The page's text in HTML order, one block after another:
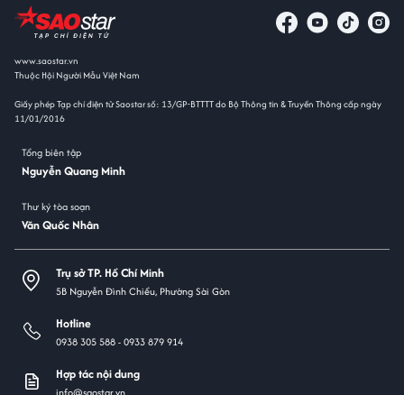
www.saostar.vn
Thuộc Hội Người Mẫu Việt Nam
Giấy phép Tạp chí điện tử Saostar số: 13/GP-BTTTT do Bộ Thông tin & Truyền Thông cấp ngày
11/01/2016
Tổng biên tập
Nguyễn Quang Minh
Thư ký tòa soạn
Văn Quốc Nhân
Trụ sở TP. Hồ Chí Minh
5B Nguyễn Đình Chiểu, Phường Sài Gòn
Hotline
0938 305 588 -0933 879 914
Hợp tác nội dung